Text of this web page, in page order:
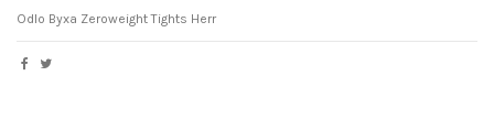
Odlo Byxa Zeroweight Tights Herr